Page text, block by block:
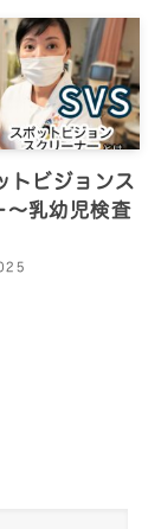
トビジョンス
～乳幼児検査